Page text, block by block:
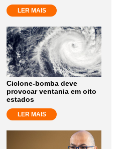
LER MAIS
Ciclone-bomba deve
provocar ventania em oito
estados
LER MAIS